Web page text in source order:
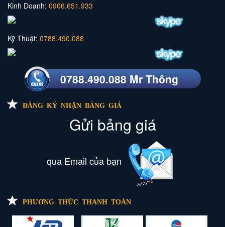
Kinh Doanh: 0906.651.933
Kỹ Thuật: 0788.490.088
0788.490.088 Mr Thông
ĐĂNG KÝ NHẬN BẢNG GIÁ
Gửi bảng giá
qua Email của bạn
PHƯƠNG THỨC THANH TOÁN